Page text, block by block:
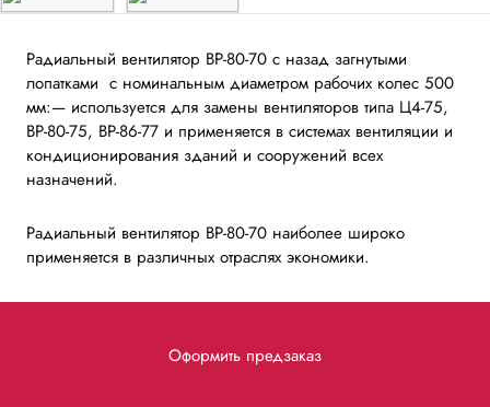
Радиальный вентилятор ВР-80-70 с назад загнутыми
лопатками с номинальным диаметром рабочих колес 500
мм:— используется для замены вентиляторов типа Ц4-75,
ВР-80-75, ВР-86-77 и применяется в системах вентиляции и
кондиционирования зданий и сооружений всех
назначений.
Радиальный вентилятор ВР-80-70 наиболее широко
применяется в различных отраслях экономики.
Оформить предзаказ